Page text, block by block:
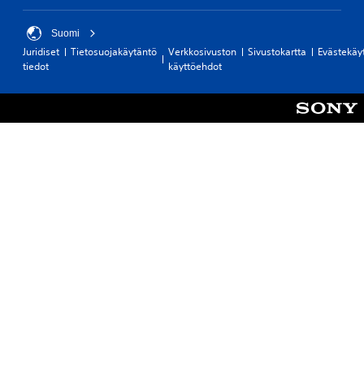
Suomi
Juridiset
tiedot
Tietosuojakäytäntö
Verkkosivuston
käyttöehdot
Sivustokartta